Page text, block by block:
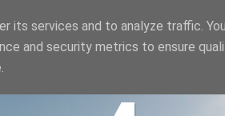
its services and to analyze traffic.
and security metrics to ensure